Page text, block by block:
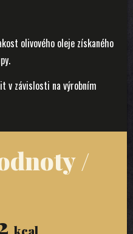
olivového oleje získaného
v závislosti na výrobním
/
kcal